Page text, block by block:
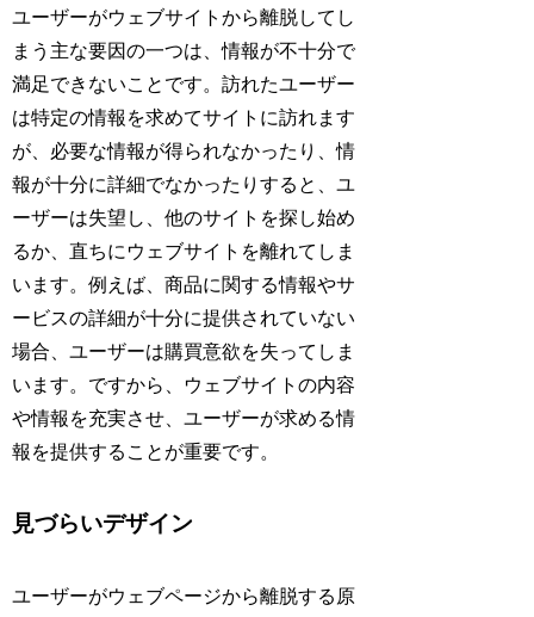
ユーザーがウェブサイトから離脱してし
まう主な要因の一つは、情報が不十分で
満足できないことです。訪れたユーザー
は特定の情報を求めてサイトに訪れます
が、必要な情報が得られなかったり、情
報が十分に詳細でなかったりすると、ユ
ーザーは失望し、他のサイトを探し始め
るか、直ちにウェブサイトを離れてしま
います。例えば、商品に関する情報やサ
ービスの詳細が十分に提供されていない
場合、ユーザーは購買意欲を失ってしま
います。ですから、ウェブサイトの内容
や情報を充実させ、ユーザーが求める情
報を提供することが重要です。
見づらいデザイン
ユーザーがウェブページから離脱する原